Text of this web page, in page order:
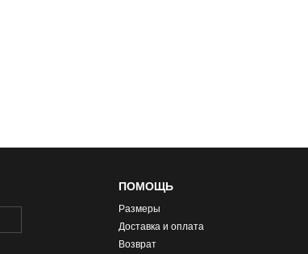
ПОМОЩЬ
Размеры
Доставка и оплата
Возврат